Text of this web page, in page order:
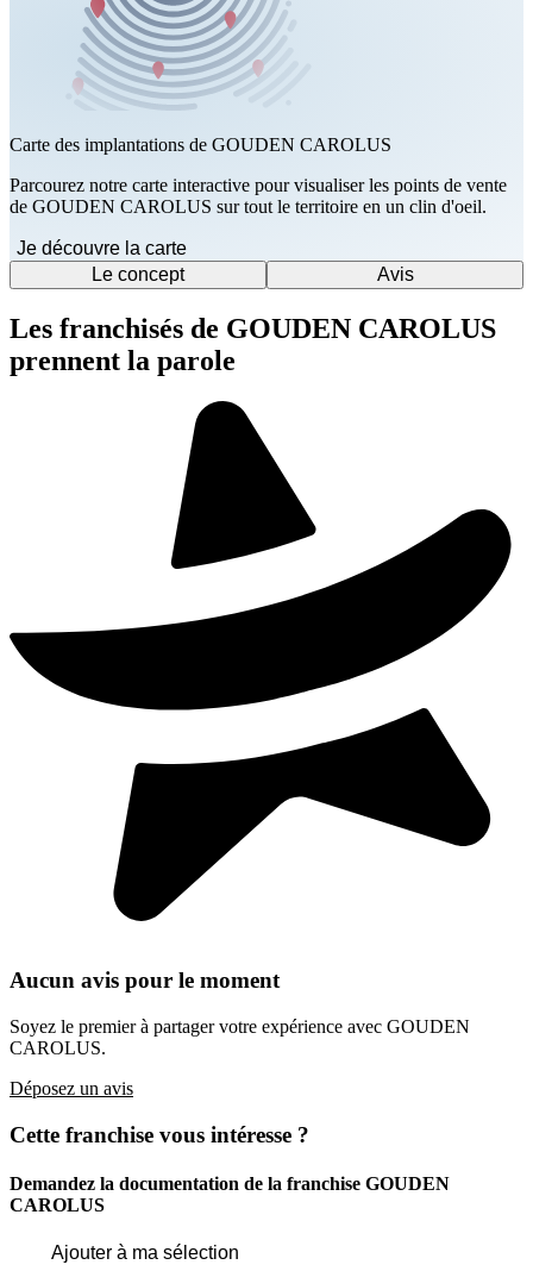
Carte des implantations de GOUDEN CAROLUS
Parcourez notre carte interactive pour visualiser les points de vente
de GOUDEN CAROLUS sur tout le territoire en un clin d'oeil.
Je découvre la carte
Le concept
Avis
Les franchisés de GOUDEN CAROLUS
prennent la parole
Aucun avis pour le moment
Soyez le premier à partager votre expérience avec GOUDEN
CAROLUS.
Déposez un avis
Cette franchise vous intéresse ?
Demandez la documentation de la franchise GOUDEN
CAROLUS
Ajouter à ma sélection